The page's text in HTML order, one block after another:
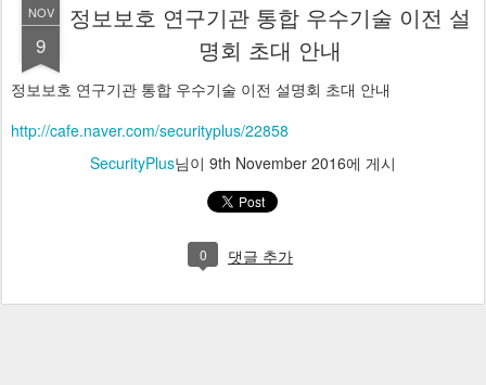
NOV
9
정보보호 연구기관 통합 우수기술 이전 설
명회 초대 안내
정보보호 연구기관 통합 우수기술 이전 설명회 초대 안내
http://cafe.naver.com/securityplus/22858
SecurityPlus님이 9th November 2016에 게시
0 댓글 추가